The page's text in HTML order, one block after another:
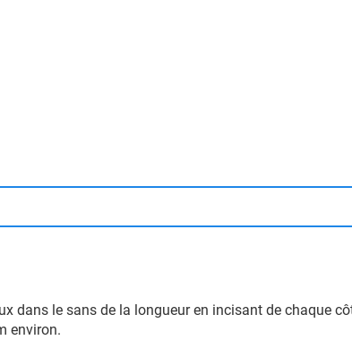
dans le sans de la longueur en incisant de chaque
environ.